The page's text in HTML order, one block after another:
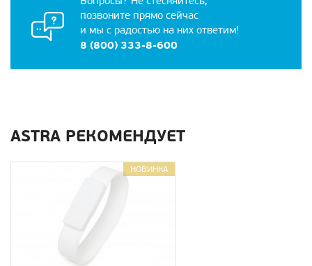
позвоните прямо сейчас
и мы с радостью на них ответим!
8 (800) 333-8-600
ASTRA РЕКОМЕНДУЕТ
НОВИНКА